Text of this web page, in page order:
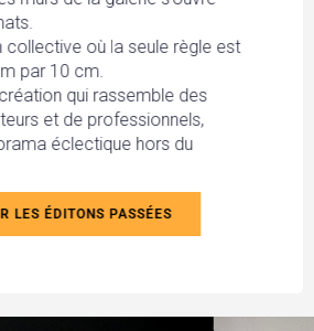
collective où la seule règle est
par 10 cm.
qui rassemble des
et de professionnels,
éclectique hors du
LES ÉDITONS PASSÉES